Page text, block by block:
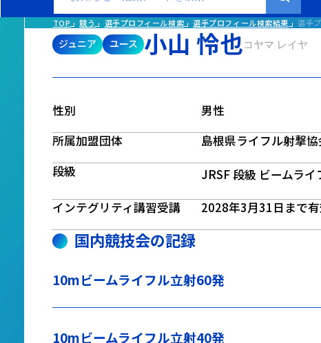
TOP 競う 選手プロフィール検索 選手プロフィール検索結果 選手
ジュニア ユース 小山 怜也コヤマ レイヤ
性別
男性
所属加盟団体
島根県ライフル射撃協
段級
JRSF 段級 ビームラ
インテグリティ講習受講 2028年3月31日まで
国内競技会の記録
10mビームライフル立射60発
10mビームライフル立射40発